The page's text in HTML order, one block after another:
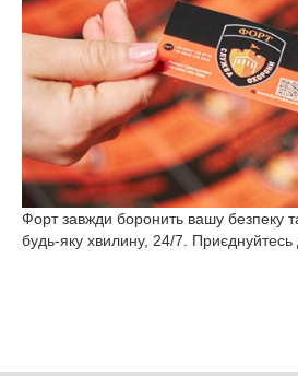
Форт завжди боронить вашу безпеку
будь-яку хвилину, 24/7. Приєднуйтесь